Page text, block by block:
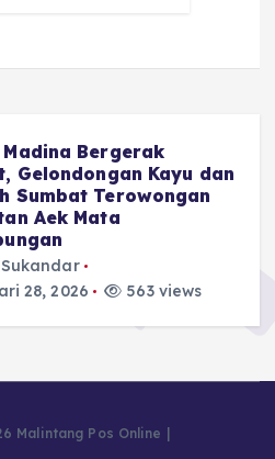
Madina Bergerak
Gelondongan Kayu dan
Sumbat Terowongan
Aek Mata
28, 2026
563 views
Malintang Pos Online |